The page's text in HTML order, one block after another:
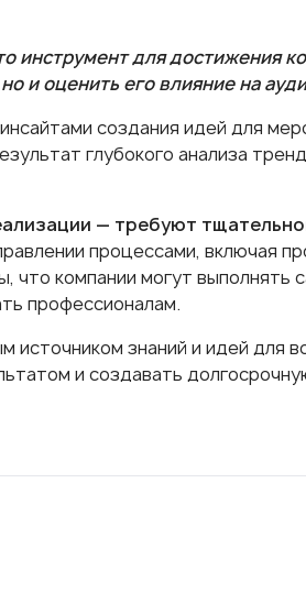
инструмент для достижения
и оценить его влияние на
создания идей для
глубокого анализа
— требуют
процессами, включая
что компании могут выполнять
профессионалам.
источником знаний и идей для
и создавать